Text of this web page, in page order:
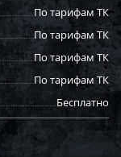
По тарифам ТК
По тарифам ТК
По тарифам ТК
По тарифам ТК
Бесплатно